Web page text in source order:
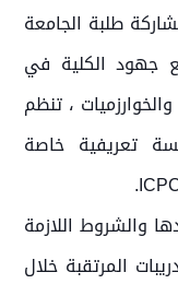
طلبة الجامعة
جهود الكلية في
، تنظم
تعريفية خاصة
والشروط اللازمة
المرتقبة خلال